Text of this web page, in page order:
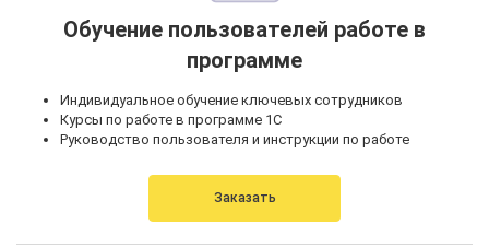
Обучение пользователей работе в
программе
Индивидуальное обучение ключевых сотрудников
Курсы по работе в программе 1С
Руководство пользователя и инструкции по работе
Заказать